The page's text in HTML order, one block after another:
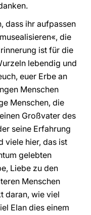
dass ihr aufpassen
die
ist für die
lebendig und
euer Erbe an
Menschen
Menschen, die
Großvater des
seine Erfahrung
viele hier, das ist
gelebten
Liebe zu den
Menschen
daran, wie viel
Elan dies einem